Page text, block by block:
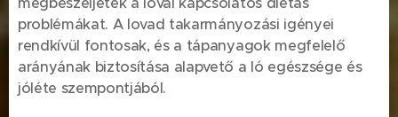
problémákat. A lovad takarmányozási igényei
rendkívül fontosak, és a tápanyagok megfelelő
arányának biztosítása alapvető a ló egészsége és
jóléte szempontjából.